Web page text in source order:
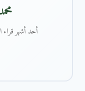
أحد أشهر قراء